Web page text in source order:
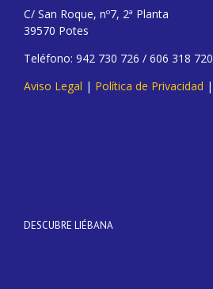
C/ San Roque, nº7, 2ª Planta
39570 Potes
Teléfono: 942 730 726 / 606 318 720
Aviso Legal | Política de Privacidad |
DESCUBRE LIÉBANA